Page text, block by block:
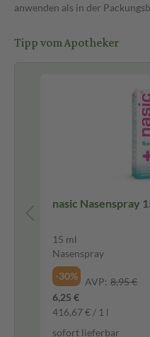
anwenden als in der
Tipp vom Apotheker
nasic Nasenspray
15 ml
Nasenspray
-30%
AVP: 8,95 €
6,25 €
416,67 € / 1 l
sofort lieferbar